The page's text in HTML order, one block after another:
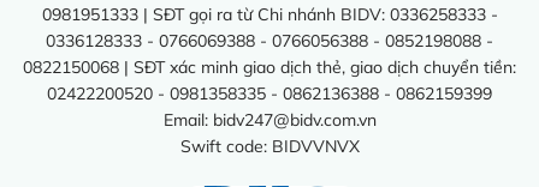
0981951333 | SĐT gọi ra từ Chi nhánh BIDV: 0336258333 -
0336128333 - 0766069388 - 0766056388 - 0852198088 -
0822150068 | SĐT xác minh giao dịch thẻ, giao dịch chuyển tiền:
02422200520 - 0981358335 - 0862136388 - 0862159399
Email: bidv247@bidv.com.vn
Swift code: BIDVVNVX